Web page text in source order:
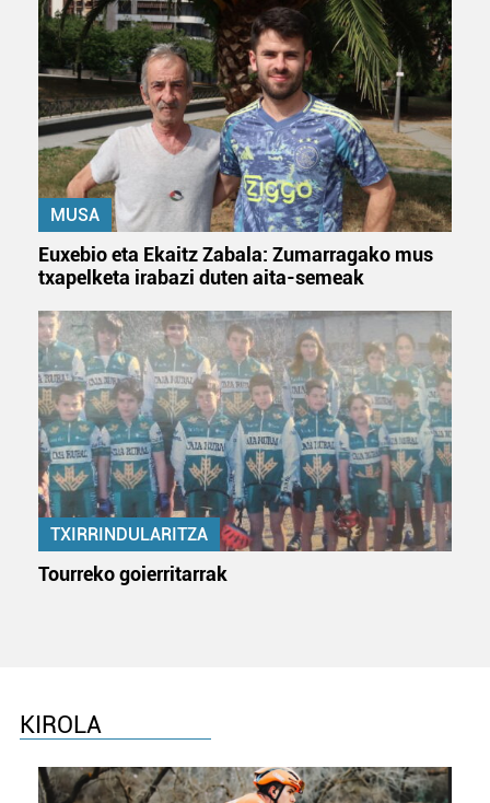
Lortu zure datu pertsonalak prozesatzeko moduari
buruzko informazio gehiago eta ezarri zure lehentasunak
datuen atalean. Edozein unetan alda edo ken dezakezu
zure baimena Cookieen adierazpenean.
Webgune honek cookie propioak eta hirugarrenen cookie-
fitxategiak erabiltzen ditu. Zure esperientzia eta
zerbitzuak hobetzeko asmoz, cookie teknologiaz
baliatzen gara. Ohar hau onartuz gero, teknologia hori
irakurri
MUSA
Euxebio eta Ekaitz Zabala: Zumarragako mus
txapelketa irabazi duten aita-semeak
TXIRRINDULARITZA
Tourreko goierritarrak
KIROLA